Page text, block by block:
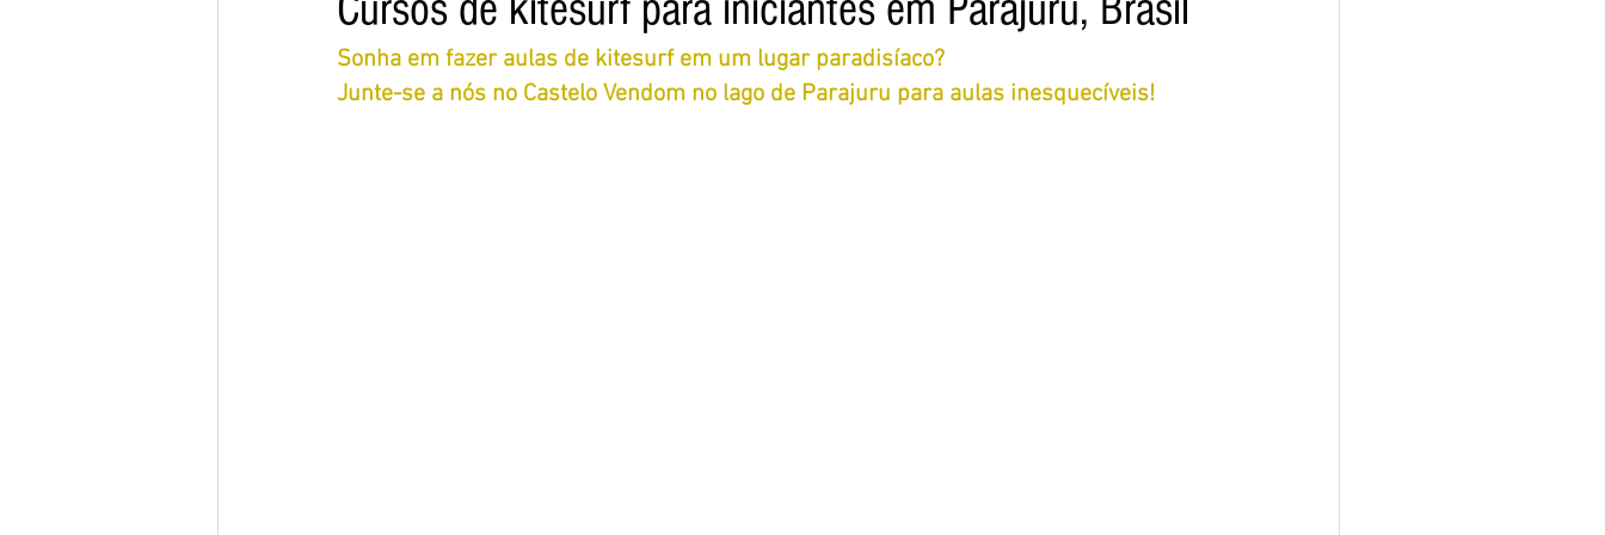
Sonha em fazer aulas de kitesurf em um lugar paradisíaco?
Junte-se a nós no Castelo Vendom no lago de Parajuru para aulas inesquecíveis!